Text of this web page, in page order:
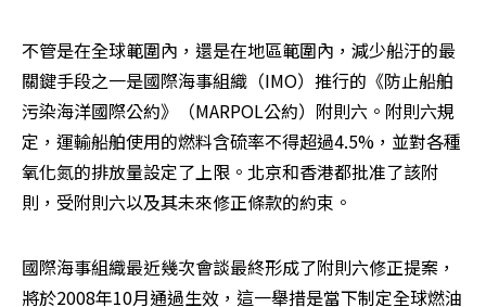
不管是在全球範圍內，還是在地區範圍內，減少船汙的最
關鍵手段之一是國際海事組織（IMO）推行的《防止船舶
污染海洋國際公約》（MARPOL公約）附則六。附則六規
定，運輸船舶使用的燃料含硫率不得超過4.5%，並對各種
氧化氮的排放量設定了上限。北京和香港都批准了該附
則，受附則六以及其未來修正條款的約束。
國際海事組織最近幾次會談最終形成了附則六修正提案，
將於2008年10月通過生效，這一舉措是當下制定全球燃油